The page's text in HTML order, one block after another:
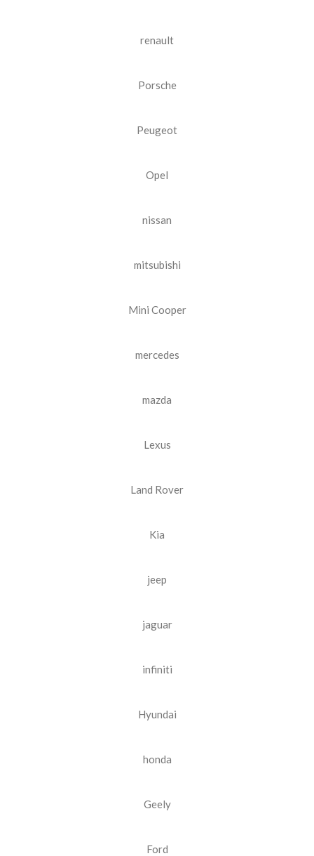
renault
Porsche
Peugeot
Opel
nissan
mitsubishi
Mini Cooper
mercedes
mazda
Lexus
Land Rover
Kia
jeep
jaguar
infiniti
Hyundai
honda
Geely
Ford